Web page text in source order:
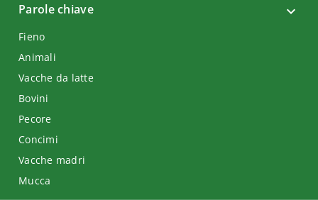
Parole chiave
Fieno
Animali
Vacche da latte
Bovini
Pecore
Concimi
Vacche madri
Mucca